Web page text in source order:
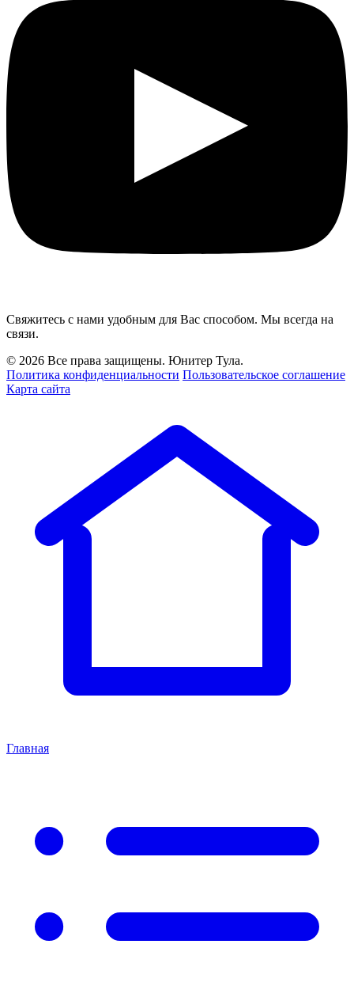
Свяжитесь с нами удобным для Вас способом. Мы всегда на
связи.
© 2026 Все права защищены. Юнитер Тула.
Политика конфиденциальности Пользовательское соглашение
Карта сайта
Главная